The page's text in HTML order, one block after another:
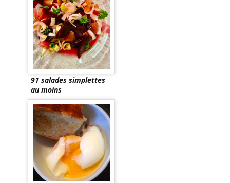
91 salades simplettes
au moins